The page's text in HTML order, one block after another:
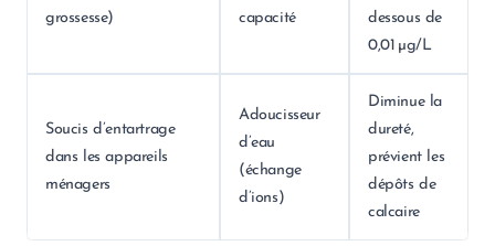
grossesse)
capacité
dessous de
0,01 µg/L
Soucis d’entartrage
dans les appareils
ménagers
Adoucisseur
d’eau
(échange
d’ions)
Diminue la
dureté,
prévient les
dépôts de
calcaire